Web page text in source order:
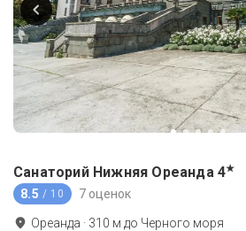
Санаторий Нижняя Ореанда 4★
8.5 / 10 7 оценок
Ореанда · 310 м до Черного моря